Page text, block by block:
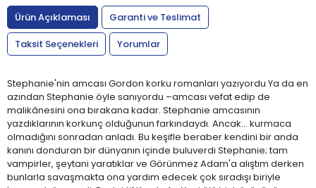
Ürün Açıklaması
Garanti ve Teslimat
Taksit Seçenekleri
Yorumlar
Stephanie'nin amcası Gordon korku romanları yazıyordu Ya da en
azından Stephanie öyle sanıyordu –amcası vefat edip de
malikânesini ona bırakana kadar. Stephanie amcasının
yazdıklarının korkunç olduğunun farkındaydı. Ancak... kurmaca
olmadığını sonradan anladı. Bu keşifle beraber kendini bir anda
kanını donduran bir dünyanın içinde buluverdi Stephanie; tam
vampirler, şeytani yaratıklar ve Görünmez Adam'a alıştım derken
bunlarla savaşmakta ona yardım edecek çok sıradışı biriyle